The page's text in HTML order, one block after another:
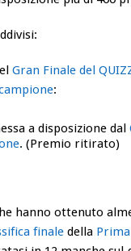
Gran Finale del
:
a disposizione dal
. (Premio ritirato)
hanno ottenuto
finale della